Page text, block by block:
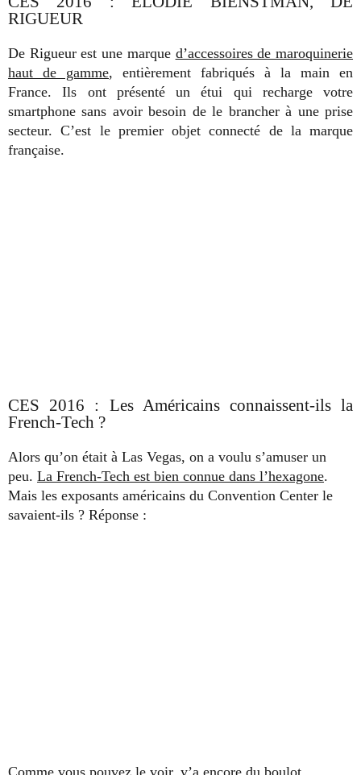
RIGUEUR
De Rigueur est une marque d’accessoires de maroquinerie
haut de gamme, entièrement fabriqués à la main en
France. Ils ont présenté un étui qui recharge votre
smartphone sans avoir besoin de le brancher à une prise
secteur. C’est le premier objet connecté de la marque
française.
CES 2016 : Les Américains connaissent-ils la
French-Tech ?
Alors qu’on était à Las Vegas, on a voulu s’amuser un
peu. La French-Tech est bien connue dans l’hexagone.
Mais les exposants américains du Convention Center le
savaient-ils ? Réponse :
Comme vous pouvez le voir, y’a encore du boulot…